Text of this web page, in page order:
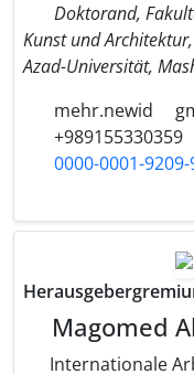
Doktorand,
Kunst und
Azad-Universität,
mehr.newid
+989155330359
0000-0001-
Magomed
Internationale